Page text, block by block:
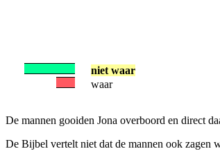
niet waar
waar
De mannen gooiden Jona overboord en direct
De Bijbel vertelt niet dat de mannen ook zagen